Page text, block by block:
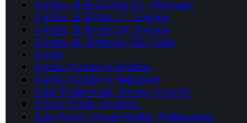
Apteka, ul. Kościelna 8/1, Rytwiany
Apteka, ul. Rynek 17, Bogoria
Apteka, ul. Rynek 34, Bogoria
Apteka, ul. Wolności 18a, Osiek
Apteki
Apteki dyżurne w Połańcu
Apteki dyżurne w Staszowie
Artur Fijałkowski, chirurg, Staszów
Atelier Urody, Szydłów
Auto Serwis Paweł Serafin, Podmaleniec